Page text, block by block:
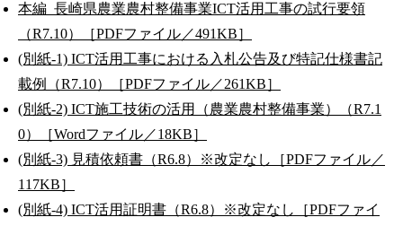
本編_長崎県農業農村整備事業ICT活用工事の試行要領
（R7.10）［PDFファイル／491KB］
(別紙-1) ICT活用工事における入札公告及び特記仕様書記
載例（R7.10）［PDFファイル／261KB］
(別紙-2) ICT施工技術の活用（農業農村整備事業）（R7.1
0）［Wordファイル／18KB］
(別紙-3) 見積依頼書（R6.8）※改定なし［PDFファイル／
117KB］
(別紙-4) ICT活用証明書（R6.8）※改定なし［PDFファイ